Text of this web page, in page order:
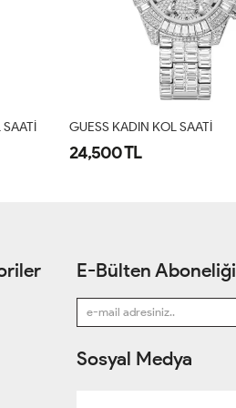
WELDER SNAKE KOL SAATİ
9,500 TL
E-Bülten Aboneliği
Sosyal Medya